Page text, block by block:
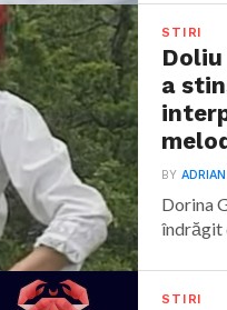
STIRI
a
BY
Dorina
îndrăgit
STIRI